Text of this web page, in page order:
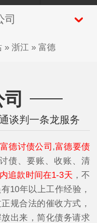
司
» 浙江» 富德
谈判一条龙服务
富德讨债公司 ,富德要债
债、要账、收账、清
追款时间在1-3天 ，不
10年以上工作经验，
规合法的催收方式，
出来，简化债务请求